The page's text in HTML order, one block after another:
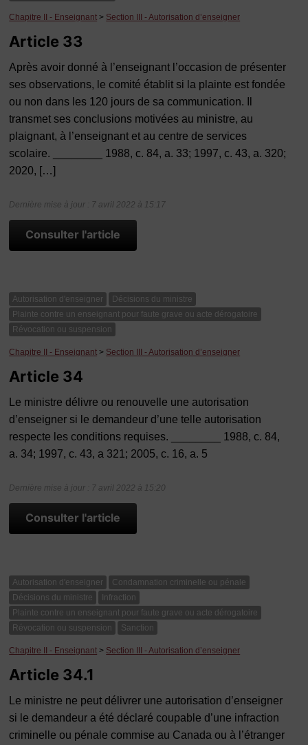
Chapitre II - Enseignant > Section III - Autorisation d’enseigner
Article 33
Après avoir donné à l’enseignant l’occasion de présenter
ses observations, le comité établit si la plainte est fondée
ou non dans les 120 jours de sa communication. Il
transmet ses conclusions motivées au ministre, au
plaignant, à l’enseignant et au centre de services
scolaire. ________ 1988, c. 84, a. 33; 1997, c. 43, a. 320;
2020, […]
Dernière mise à jour : 7 avril 2022 à 15:17
Consulter l'article
Autorisation d'enseigner
Décisions du ministre
Plainte contre un enseignant pour faute grave ou acte dérogatoire
Révocation ou suspension
Chapitre II - Enseignant > Section III - Autorisation d’enseigner
Article 34
Le ministre délivre ou renouvelle une autorisation
d’enseigner si le demandeur d’une telle autorisation
respecte les conditions requises. ________ 1988, c. 84,
a. 34; 1997, c. 43, a 321; 2005, c. 16, a. 5
Dernière mise à jour : 7 avril 2022 à 15:20
Consulter l'article
Autorisation d'enseigner
Condamnation criminelle ou pénale
Décisions du ministre
Infraction
Plainte contre un enseignant pour faute grave ou acte dérogatoire
Révocation ou suspension
Sanction
Chapitre II - Enseignant > Section III - Autorisation d’enseigner
Article 34.1
Le ministre ne peut délivrer une autorisation d’enseigner
si le demandeur a été déclaré coupable d’une infraction
criminelle ou pénale commise au Canada ou à l’étranger